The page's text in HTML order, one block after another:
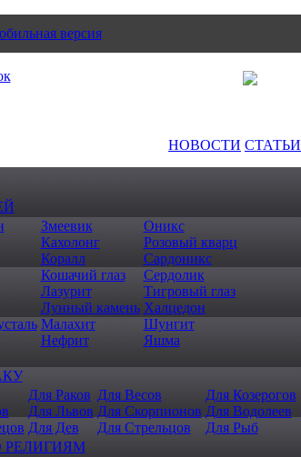
версия
НОВОСТИ СТАТЬИ
Змеевик
Кахолонг
Коралл
Кошачий глаз
Лазурит
Лунный камень
Малахит
Нефрит
Оникс
Розовый кварц
Сардоникс
Сердолик
Тигровый глаз
Халцедон
Шунгит
Яшма
Для Раков
Для Львов
Для Дев
Для Весов
Для Скорпионов
Для Стрельцов
Для Козерогов
Для Водолеев
Для Рыб
РЕЛИГИЯМ